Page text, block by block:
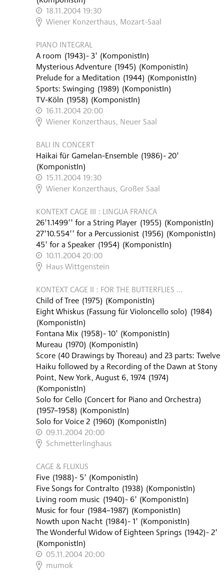
18.11.2004 19:30
,
Wiener Konzerthaus, Mozart-Saal
PIANO INTEGRAL
A room (1943)- 3' (KomponistIn)
Mysterious Adventure (1945) (KomponistIn)
Prelude for a Meditation (1944) (KomponistIn)
Sports: Swinging (1989) (KomponistIn)
TV-Köln (1958) (KomponistIn)
16.11.2004 20:00
,
Wiener Konzerthaus, Neuer Saal
BALI IN CONCERT
Haikai für Gamelan-Ensemble (1986)- 20'
(KomponistIn)
15.11.2004 19:30
,
Wiener Konzerthaus, Großer Saal
KONTEXT CAGE III : LINGUA FRANCA
26'1.1499'' for a String Player (1955) (KomponistIn)
27'10.554'' for a Percussionist (1956) (KomponistIn)
45' for a Speaker (1954) (KomponistIn)
10.11.2004 20:00
,
Haus Wittgenstein
KONTEXT CAGE II : FOR THE BUTTERFLIES …
Child of Tree (1975) (KomponistIn)
Eight Whiskus (Fassung für Violoncello solo) (1984)
(KomponistIn)
Fontana Mix (1958)- 10' (KomponistIn)
Mureau (1970) (KomponistIn)
Score (40 Drawings by Thoreau) and 23 parts: Twelve
Haiku followed by a Recording of the Dawn at Stony
Point, New York, August 6, 1974 (1974)
(KomponistIn)
Solo for Cello (Concert for Piano and Orchestra)
(1957–1958) (KomponistIn)
Solo for Voice 2 (1960) (KomponistIn)
09.11.2004 20:00
,
Schmetterlinghaus
CAGE & FLUXUS
Five (1988)- 5' (KomponistIn)
Five Songs for Contralto (1938) (KomponistIn)
Living room music (1940)- 6' (KomponistIn)
Music for four (1984–1987) (KomponistIn)
Nowth upon Nacht (1984)- 1' (KomponistIn)
The Wonderful Widow of Eighteen Springs (1942)- 2'
(KomponistIn)
05.11.2004 20:00
,
mumok